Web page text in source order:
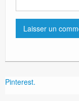
Pinterest.